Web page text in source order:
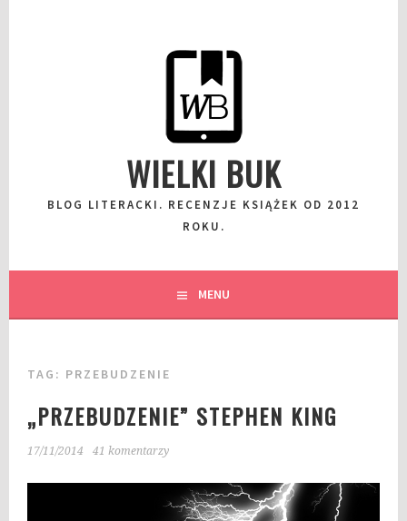
WIELKI BUK
BLOG LITERACKI. RECENZJE KSIĄŻEK OD 2012
ROKU.
MENU
TAG: PRZEBUDZENIE
„PRZEBUDZENIE” STEPHEN KING
17/11/2014 41 komentarzy